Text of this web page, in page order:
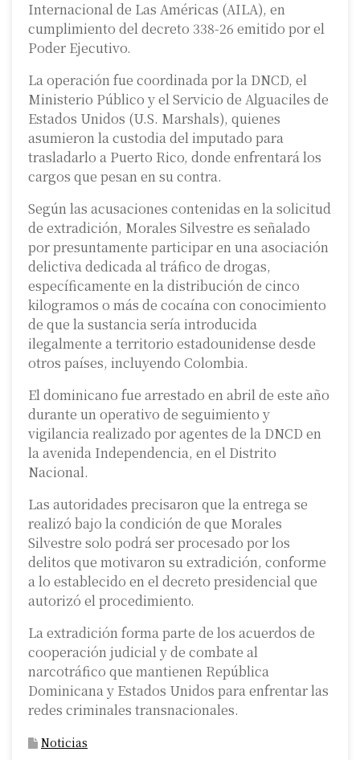
Internacional de Las Américas (AILA), en
cumplimiento del decreto 338-26 emitido por el
Poder Ejecutivo.
La operación fue coordinada por la DNCD, el
Ministerio Público y el Servicio de Alguaciles de
Estados Unidos (U.S. Marshals), quienes
asumieron la custodia del imputado para
trasladarlo a Puerto Rico, donde enfrentará los
cargos que pesan en su contra.
Según las acusaciones contenidas en la solicitud
de extradición, Morales Silvestre es señalado
por presuntamente participar en una asociación
delictiva dedicada al tráfico de drogas,
específicamente en la distribución de cinco
kilogramos o más de cocaína con conocimiento
de que la sustancia sería introducida
ilegalmente a territorio estadounidense desde
otros países, incluyendo Colombia.
El dominicano fue arrestado en abril de este año
durante un operativo de seguimiento y
vigilancia realizado por agentes de la DNCD en
la avenida Independencia, en el Distrito
Nacional.
Las autoridades precisaron que la entrega se
realizó bajo la condición de que Morales
Silvestre solo podrá ser procesado por los
delitos que motivaron su extradición, conforme
a lo establecido en el decreto presidencial que
autorizó el procedimiento.
La extradición forma parte de los acuerdos de
cooperación judicial y de combate al
narcotráfico que mantienen República
Dominicana y Estados Unidos para enfrentar las
redes criminales transnacionales.
Noticias